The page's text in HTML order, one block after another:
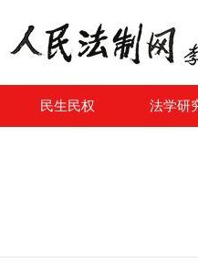
民生民权 法学研